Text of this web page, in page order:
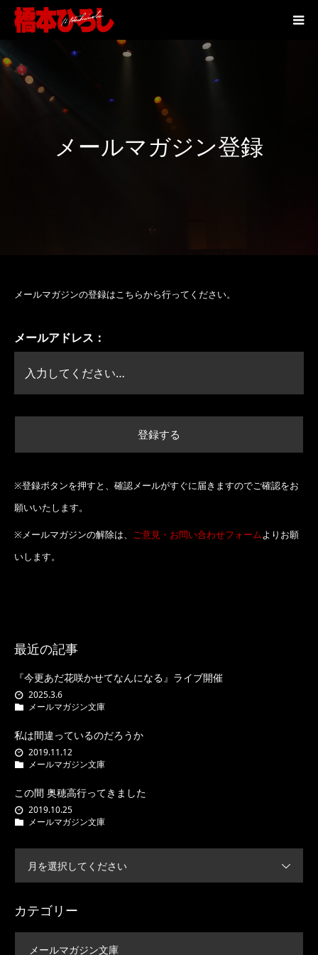
メールマガジン登録
メールマガジンの登録はこちらから行ってください。
メールアドレス：
※登録ボタンを押すと、確認メールがすぐに届きますのでご確認をお
願いいたします。
※メールマガジンの解除は、 ご意見・お問い合わせフォームよりお願
いします。
最近の記事
『今更あだ花咲かせてなんになる』ライブ開催
2025.3.6
メールマガジン文庫
私は間違っているのだろうか
2019.11.12
メールマガジン文庫
この間 奥穂高行ってきました
2019.10.25
メールマガジン文庫
月を選択してください
カテゴリー
メールマガジン文庫